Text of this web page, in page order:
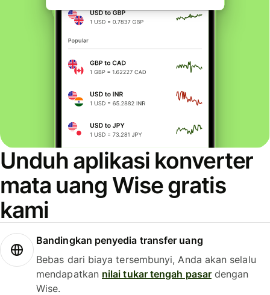
Unduh aplikasi konverter
mata uang Wise gratis
kami
Bandingkan penyedia transfer uang
Bebas dari biaya tersembunyi, Anda akan selalu
mendapatkan nilai tukar tengah pasardengan
Wise.